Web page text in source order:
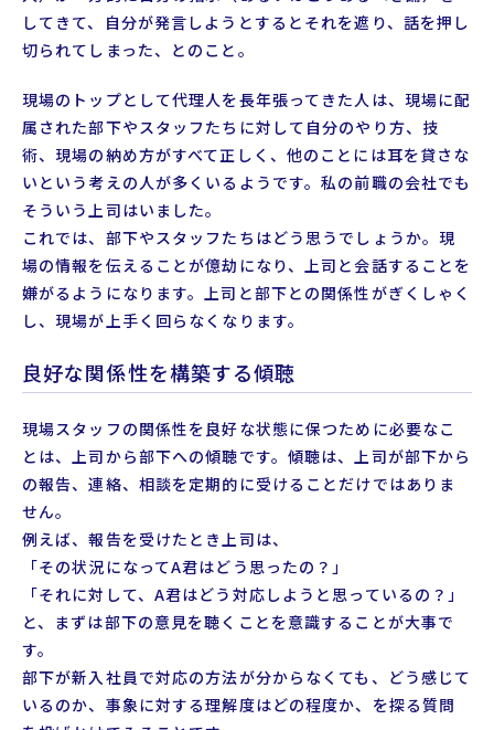
してきて、自分が発言しようとするとそれを遮り、話を押し
切られてしまった、とのこと。
現場のトップとして代理人を長年張ってきた人は、現場に配
属された部下やスタッフたちに対して自分のやり方、技
術、現場の納め方がすべて正しく、他のことには耳を貸さな
いという考えの人が多くいるようです。私の前職の会社でも
そういう上司はいました。
これでは、部下やスタッフたちはどう思うでしょうか。現
場の情報を伝えることが億劫になり、上司と会話することを
嫌がるようになります。上司と部下との関係性がぎくしゃく
し、現場が上手く回らなくなります。
良好な関係性を構築する傾聴
現場スタッフの関係性を良好な状態に保つために必要なこ
とは、上司から部下への傾聴です。傾聴は、上司が部下から
の報告、連絡、相談を定期的に受けることだけではありま
せん。
例えば、報告を受けたとき上司は、
「その状況になってA君はどう思ったの？」
「それに対して、A君はどう対応しようと思っているの？」
と、まずは部下の意見を聴くことを意識することが大事で
す。
部下が新入社員で対応の方法が分からなくても、どう感じて
いるのか、事象に対する理解度はどの程度か、を探る質問